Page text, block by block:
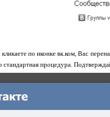
по иконке вк.ком, Вас
процедура.